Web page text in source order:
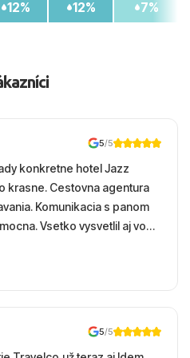
12%
12%
7%
5/5
konkretne hotel Jazz
krasne. Cestovna agentura
Komunikacia s panom
Vsetko vysvetlil aj vo
ospravedlnujem. Hotel
prostredie, more,
5/5